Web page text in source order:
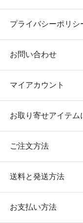
プライバシーポリシ
お問い合わせ
マイアカウント
お取り寄せアイテム
ご注文方法
送料と発送方法
お支払い方法